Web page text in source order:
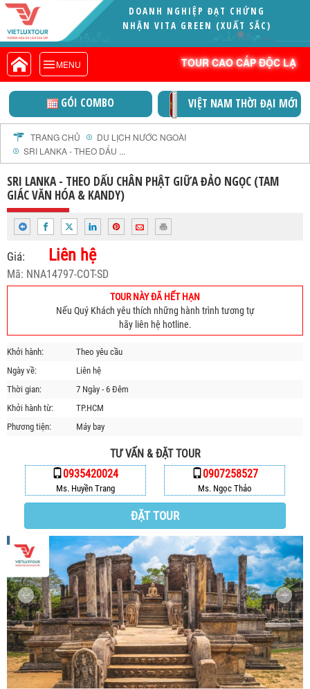
DOANH NGHIỆP ĐẠT CHỨNG
NHẬN VITA GREEN (XUẤT SẮC)
MENU TOUR CAO CẤP ĐỘC LẠ
VIETLUXTOUR.COM
TOUR CAO CẤP ĐỘC LẠ
TOUR TRONG NƯỚC
TOUR NƯỚC NGOÀI
TOUR KHỞI HÀNH TỪ HÀ NỘI
TOUR KHỞI HÀNH TỪ ĐÀ NẴNG
TOUR KHỞI HÀNH TỪ CẦN THƠ
TOUR ĐOÀN - M.I.C.E
TOUR COMBO
DỊCH VỤ
GIỚI THIỆU
HỒ SƠ NĂNG LỰC
PROFILE EN
THƯ KHEN VIETLUXTOUR
PROFILE HƯỚNG DẪN VIÊN
TUYỂN DỤNG
LIÊN HỆ
GÓI COMBO VIỆT NAM THỜI ĐẠI MỚI
TRANG CHỦ
DU LỊCH NƯỚC NGOÀI
SRI LANKA - THEO DẤU ...
SRI LANKA - THEO DẤU CHÂN PHẬT GIỮA ĐẢO NGỌC (TAM
GIÁC VĂN HÓA & KANDY)
Giá: Liên hệ
Mã: NNA14797-COT-SD
TOUR NÀY ĐÃ HẾT HẠN
Nếu Quý Khách yêu thích những hành trình tương tự
hãy liên hệ hotline.
Khởi hành:
Theo yêu cầu
Ngày về:
Liên hệ
Thời gian:
7 Ngày - 6 Đêm
Khởi hành từ:
TP.HCM
Phương tiện:
Máy bay
TƯ VẤN & ĐẶT TOUR
0935420024
Ms. Huyền Trang
0907258527
Ms. Ngọc Thảo
ĐẶT TOUR